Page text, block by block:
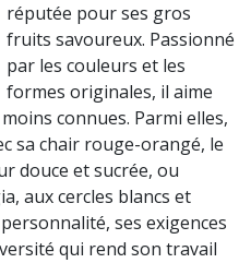
réputée pour ses gros
fruits savoureux. Passionné
par les couleurs et les
formes originales, il aime
connues. Parmi elles,
sa chair rouge-orangé, le
douce et sucrée, ou
aux cercles blancs et
ses exigences
qui rend son travail